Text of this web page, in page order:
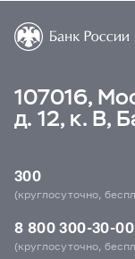
107016,
д. 12, к. В,
300
(круглосуточно,
8 800 300-30-00
(круглосуточно,